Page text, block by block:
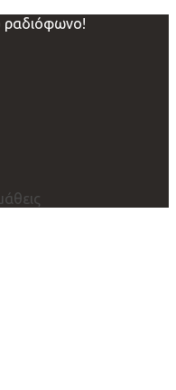
ραδιόφωνο!